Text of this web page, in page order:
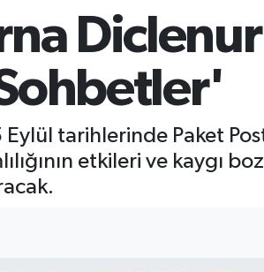
tarihlerinde Paket
etkileri ve kaygı